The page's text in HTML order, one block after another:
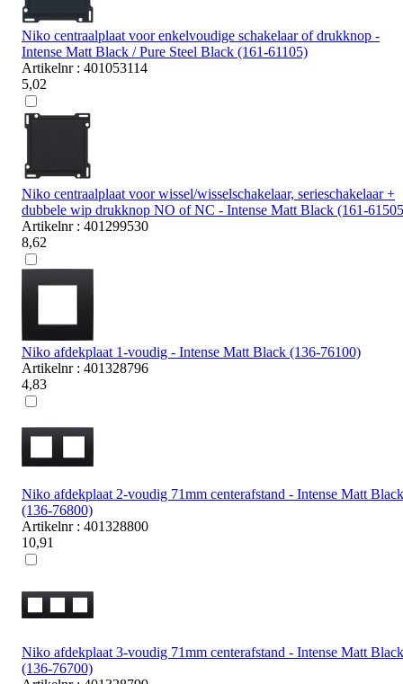
Niko centraalplaat voor enkelvoudige schakelaar of drukknop -
Intense Matt Black / Pure Steel Black (161-61105)
Artikelnr : 401053114
5,02
Niko centraalplaat voor wissel/wisselschakelaar, serieschakelaar +
dubbele wip drukknop NO of NC - Intense Matt Black (161-
Artikelnr : 401299530
8,62
Niko afdekplaat 1-voudig - Intense Matt Black (136-76100)
Artikelnr : 401328796
4,83
Niko afdekplaat 2-voudig 71mm centerafstand - Intense Matt Black
(136-76800)
Artikelnr : 401328800
10,91
Niko afdekplaat 3-voudig 71mm centerafstand - Intense Matt Black
(136-76700)